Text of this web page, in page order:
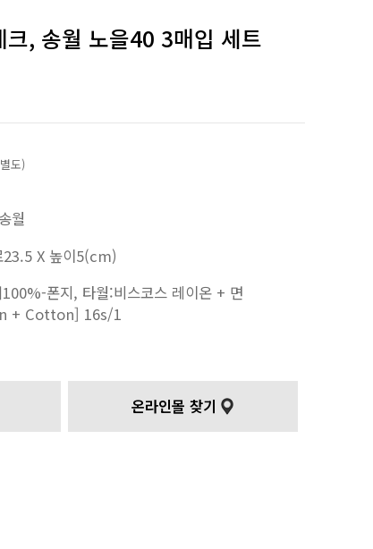
, 송월 노을40 3매입 세트
도)
월
23.5 X 높이5(cm)
폰지, 타월:비스코스 레이온 + 면
+ Cotton] 16s/1
온라인몰 찾기